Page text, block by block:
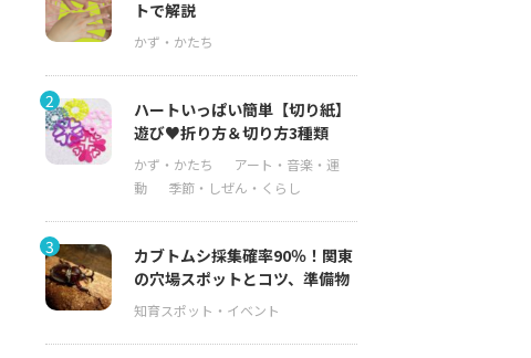
トで解説
2
ハートいっぱい簡単【切り紙】
遊び♥折り方＆切り方3種類
3
カブトムシ採集確率90％！関東
の穴場スポットとコツ、準備物